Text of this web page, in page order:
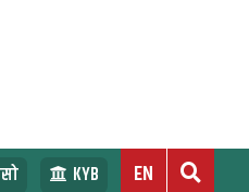
KYB EN